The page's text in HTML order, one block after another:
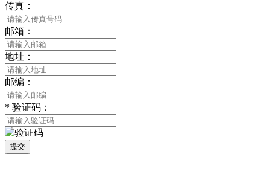
传真：
邮箱：
地址：
邮编：
* 验证码：
提交